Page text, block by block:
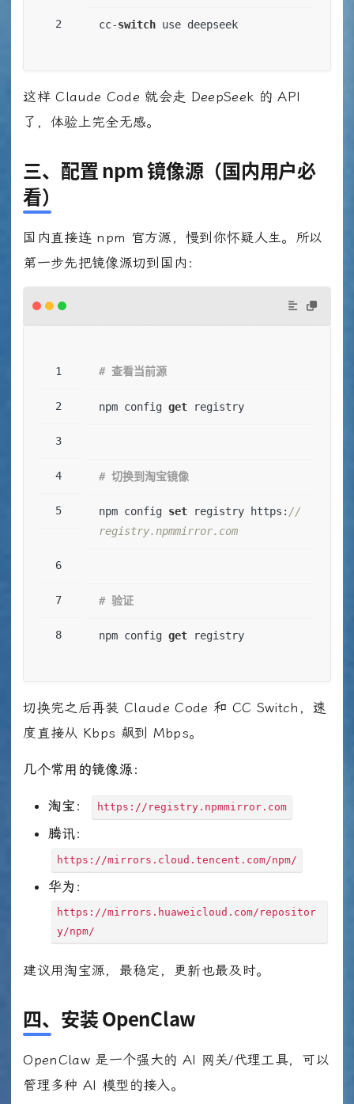
cc-switch use deepseek
这样 Claude Code 就会走 DeepSeek 的 API
了，体验上完全无感。
三、配置 npm 镜像源（国内用户必
看）
国内直接连 npm 官方源，慢到你怀疑人生。所以
第一步先把镜像源切到国内：
# 查看当前源
npm config get registry
# 切换到淘宝镜像
npm config set registry https: //
registry.npmmirror.com
# 验证
npm config get registry
切换完之后再装 Claude Code 和 CC Switch，速
度直接从 Kbps 飙到 Mbps。
几个常用的镜像源：
淘宝 ： https://registry.npmmirror.com
腾讯：
https://mirrors.cloud.tencent.com/npm/
华为 ：
https://mirrors.huaweicloud.com/repositor
y/npm/
建议用淘宝源，最稳定，更新也最及时。
四、安装 OpenClaw
OpenClaw 是一个强大的 AI 网关/代理工具，可以
管理多种 AI 模型的接入。